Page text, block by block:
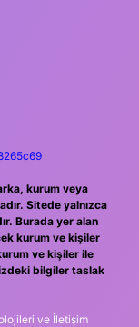
kurum veya
Sitede yalnızca
Burada yer alan
kurum ve kişiler
ve kişiler ile
bilgiler taslak
ve İletişim